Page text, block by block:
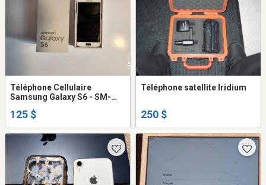
Téléphone Cellulaire
Samsung Galaxy S6 - SM-
125 $
Téléphone satellite Iridium
250 $